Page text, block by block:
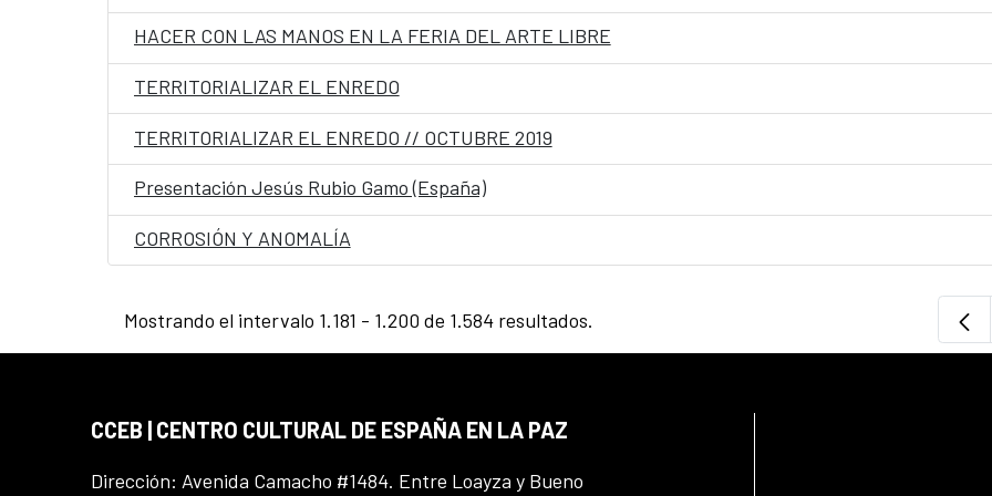
HACER CON LAS MANOS EN LA FERIA DEL ARTE LIBRE
TERRITORIALIZAR EL ENREDO
TERRITORIALIZAR EL ENREDO // OCTUBRE 2019
Presentación Jesús Rubio Gamo (España)
CORROSIÓN Y ANOMALÍA
Mostrando el intervalo 1.181 - 1.200 de 1.584 resultados.
CCEB | CENTRO CULTURAL DE ESPAÑA EN LA PAZ
Dirección: Avenida Camacho #1484. Entre Loayza y Bueno